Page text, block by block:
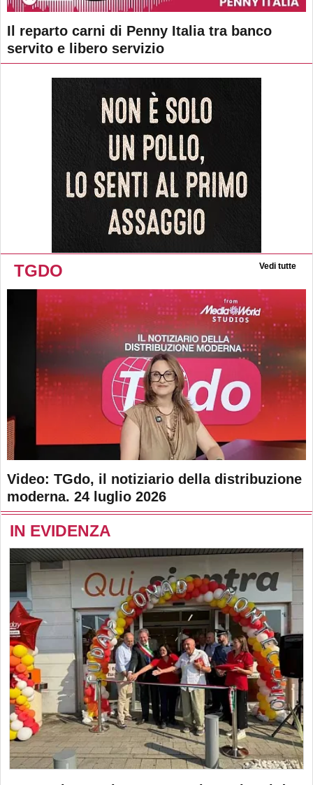
Il reparto carni di Penny Italia tra banco
servito e libero servizio
TGDO Vedi tutte
Video: TGdo, il notiziario della distribuzione
moderna. 24 luglio 2026
IN EVIDENZA